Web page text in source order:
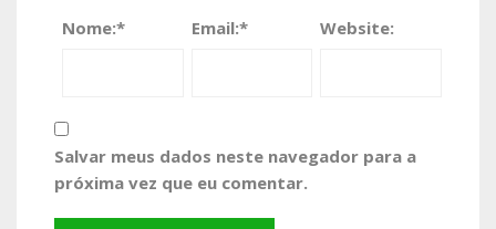
Nome:* Email:* Website:
Salvar meus dados neste navegador para a
próxima vez que eu comentar.